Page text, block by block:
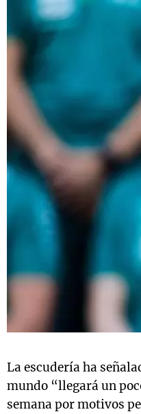
La escudería ha
mundo “llegará un
semana por motivos